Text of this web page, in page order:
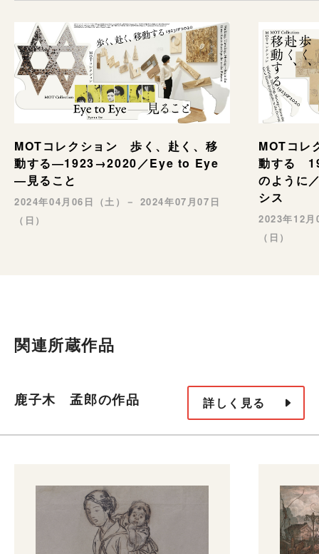
MOTコレクション 歩く、赴く、移
動する―1923→2020／Eye to Eye
—見ること
2024年04月06日（土）－ 2024年07月07日
（日）
MOTコレ
動する
のように
シス
2023年12
（日）
関連所蔵作品
鹿子木 孟郎の作品 詳しく見る